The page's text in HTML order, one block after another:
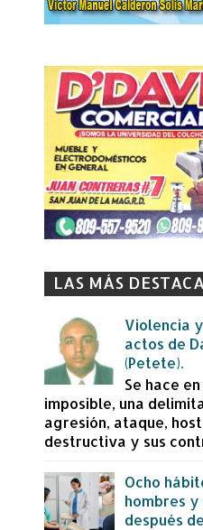
LAS MÁS
Violencia
actos de
(Petete).
Se hace
imposible, una
agresión, ataque,
destructiva y sus
Ocho
hombres
después